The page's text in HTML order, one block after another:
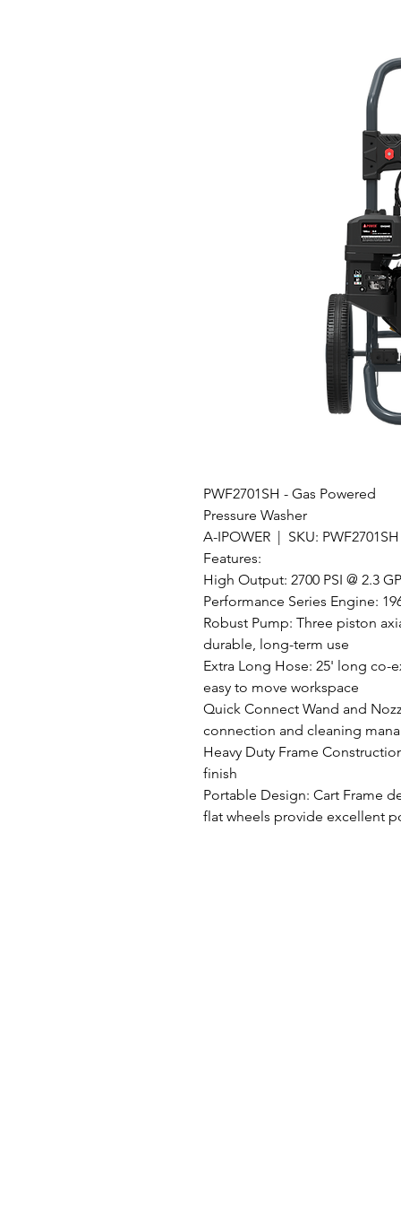
PWF2701SH - Gas Powered
Pressure Washer
A-IPOWER | SKU: PWF2701SH
Features:
High Output: 2700 PSI @ 2.3
Performance Series Engine:
Robust Pump: Three piston
durable, long-term use
Extra Long Hose: 25' long co-
easy to move workspace
Quick Connect Wand and
connection and cleaning
Heavy Duty Frame
finish
Portable Design: Cart Frame
flat wheels provide excellent